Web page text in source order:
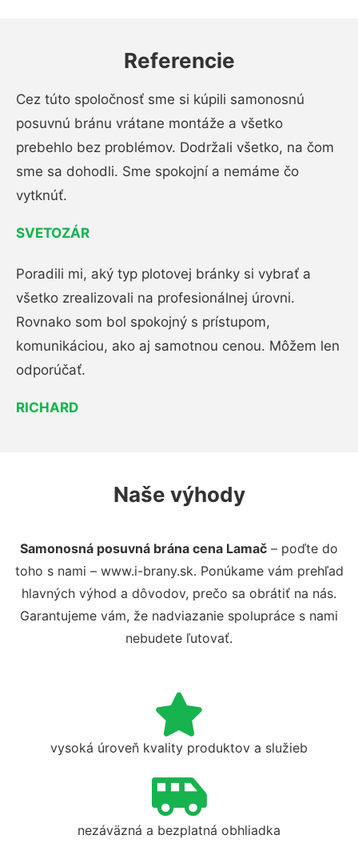
Referencie
Cez túto spoločnosť sme si kúpili samonosnú
posuvnú bránu vrátane montáže a všetko
prebehlo bez problémov. Dodržali všetko, na čom
sme sa dohodli. Sme spokojní a nemáme čo
vytknúť.
SVETOZÁR
Poradili mi, aký typ plotovej bránky si vybrať a
všetko zrealizovali na profesionálnej úrovni.
Rovnako som bol spokojný s prístupom,
komunikáciou, ako aj samotnou cenou. Môžem len
odporúčať.
RICHARD
Naše výhody
Samonosná posuvná brána cena Lamač – poďte do
toho s nami – www.i-brany.sk. Ponúkame vám prehľad
hlavných výhod a dôvodov, prečo sa obrátiť na nás.
Garantujeme vám, že nadviazanie spolupráce s nami
nebudete ľutovať.
vysoká úroveň kvality produktov a služieb
nezáväzná a bezplatná obhliadka